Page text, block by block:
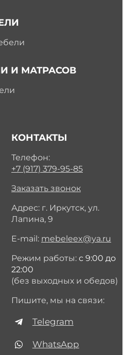
И МАТРАСОВ
КОНТАКТЫ
Телефон:
+7 (917) 379-95-85
Заказать звонок
Адрес: г. Иркутск, ул.
Лапина, 9
E-mail: mebeleex@ya.ru
Режим работы: с 9:00 до
22:00
(без выходных и обедов)
Пишите, мы на связи:
Telegram
WhatsApp